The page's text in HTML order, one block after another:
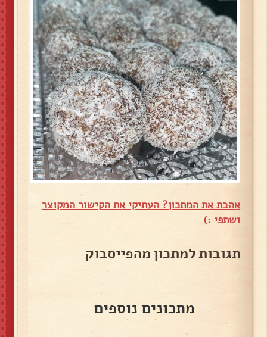
אהבת את המתכון? העתיקי את הקישור המקוצר
ושתפי :)
תגובות למתכון מהפייסבוק
מתכונים נוספים